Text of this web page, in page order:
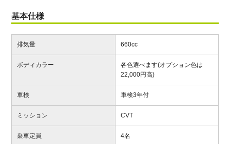
基本仕様
排気量 660cc
ボディカラー
各色選べます(オプション色は
22,000円高)
車検 車検3年付
ミッション CVT
乗車定員 4名